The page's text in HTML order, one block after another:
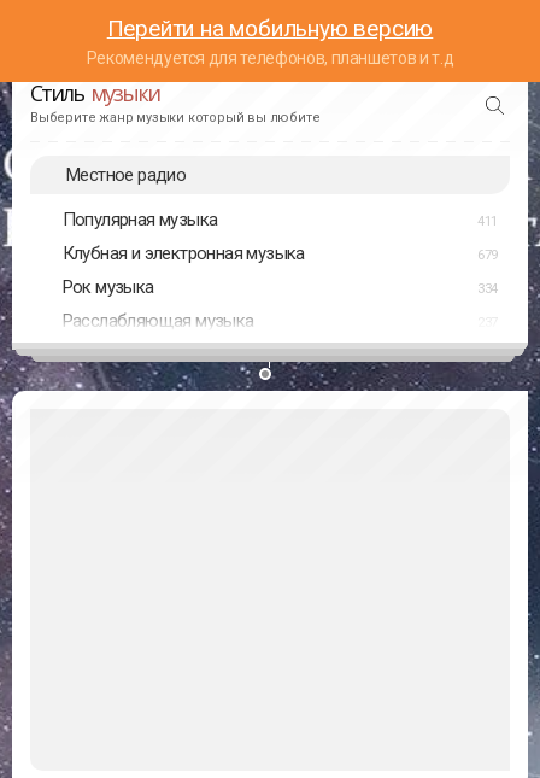
Перейти на мобильную версию
Рекомендуется для телефонов, планшетов и т.д
Стиль музыки
Выберите жанр музыки который вы любите
Местное радио
Популярная музыка 411
Клубная и электронная музыка 679
Рок музыка 334
Расслабляющая музыка